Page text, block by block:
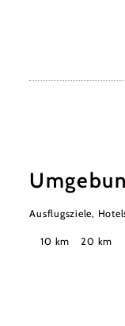
Ausflugsziele,
Suchradius
10 km 20 km